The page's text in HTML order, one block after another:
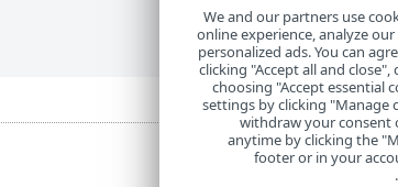
We and our partners use
online experience, analyze
personalized ads. You can
clicking "Accept all and
choosing "Accept essential
settings by clicking "Manage
withdraw your consent
anytime by clicking the
footer or in your
.